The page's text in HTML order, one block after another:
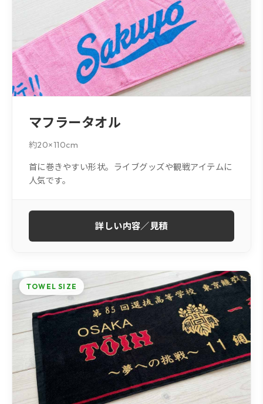
マフラータオル
約20×110cm
首に巻きやすい形状。ライブグッズや観戦アイテムに
人気です。
詳しい内容／見積
TOWEL SIZE